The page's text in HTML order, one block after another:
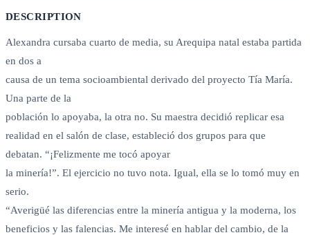
DESCRIPTION
Alexandra cursaba cuarto de media, su Arequipa natal estaba partida
en dos a
causa de un tema socioambiental derivado del proyecto Tía María.
Una parte de la
población lo apoyaba, la otra no. Su maestra decidió replicar esa
realidad en el salón de clase, estableció dos grupos para que
debatan. “¡Felizmente me tocó apoyar
la minería!”. El ejercicio no tuvo nota. Igual, ella se lo tomó muy en
serio.
“Averigüé las diferencias entre la minería antigua y la moderna, los
beneficios y las falencias. Me interesé en hablar del cambio, de la